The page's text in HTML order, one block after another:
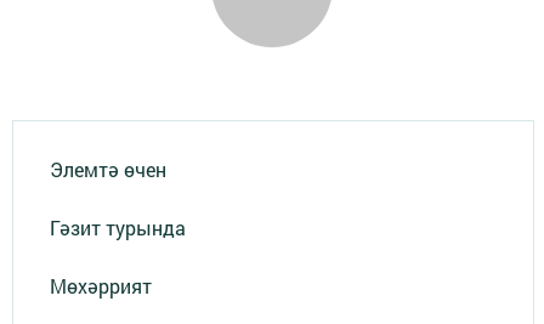
Элемтә өчен
Гәзит турында
Мөхәррият